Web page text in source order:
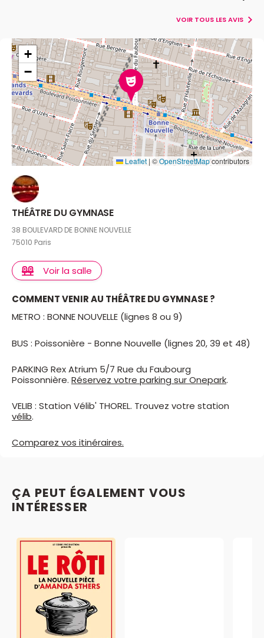
VOIR TOUS LES AVIS
+
−
Leaflet | ©OpenStreetMapcontributors
THÉÂTRE DU GYMNASE
38 BOULEVARD DE BONNE NOUVELLE
75010 Paris
Voir la salle
COMMENT VENIR AU THÉÂTRE DU GYMNASE ?
METRO : BONNE NOUVELLE (lignes 8 ou 9)
BUS : Poissonière - Bonne Nouvelle (lignes 20, 39 et 48)
PARKING Rex Atrium 5/7 Rue du Faubourg
Poissonnière. Réservez votre parking sur Onepark.
VELIB : Station Vélib' THOREL. Trouvez votre station
vélib.
Comparez vos itinéraires.
ÇA PEUT ÉGALEMENT VOUS
INTÉRESSER